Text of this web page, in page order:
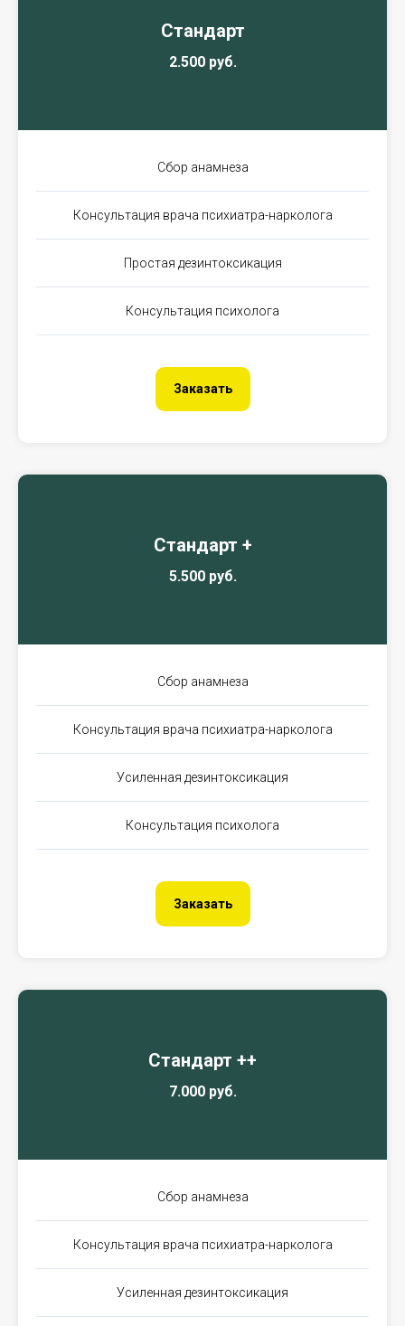
Стандарт
2.500 руб.
Сбор анамнеза
Консультация врача психиатра-нарколога
Простая дезинтоксикация
Консультация психолога
Заказать
Стандарт +
5.500 руб.
Сбор анамнеза
Консультация врача психиатра-нарколога
Усиленная дезинтоксикация
Консультация психолога
Заказать
Стандарт ++
7.000 руб.
Сбор анамнеза
Консультация врача психиатра-нарколога
Усиленная дезинтоксикация